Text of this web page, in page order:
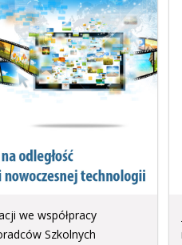
we współpracy
Szkolnych